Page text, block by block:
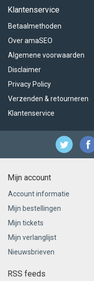
Klantenservice
Betaalmethoden
Over amaSEO
Algemene voorwaarden
Disclaimer
Privacy Policy
Verzenden & retourneren
Klantenservice
Mijn account
Account informatie
Mijn bestellingen
Mijn tickets
Mijn verlanglijst
Nieuwsbrieven
RSS feeds